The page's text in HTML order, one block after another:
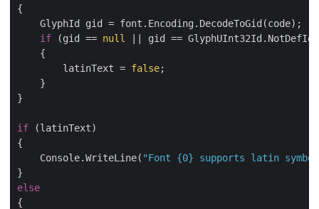
{
    GlyphId gid = font.Encoding.DecodeToGid(code);
if (gid == null
|| gid == GlyphUInt32Id.NotDefId)
    {
        latinText =
false;
    }
}
if (latinText)
{
    Console.WriteLine(
"Font {0} supports latin
else
{